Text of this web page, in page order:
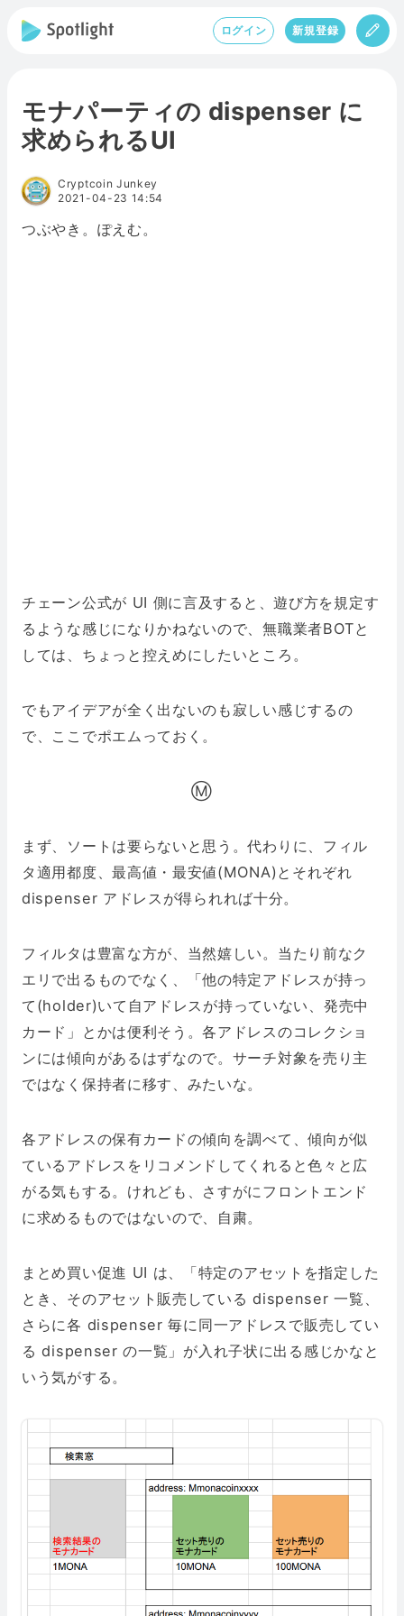
ログイン 新規登録
モナパーティの dispenser に
求められるUI
Cryptcoin Junkey
2021-04-23 14:54
つぶやき。ぽえむ。
チェーン公式が UI 側に言及すると、遊び方を規定す
るような感じになりかねないので、無職業者BOTと
しては、ちょっと控えめにしたいところ。
でもアイデアが全く出ないのも寂しい感じするの
で、ここでポエムっておく。
Ⓜ
まず、ソートは要らないと思う。代わりに、フィル
タ適用都度、最高値・最安値(MONA)とそれぞれ
dispenser アドレスが得られれば十分。
フィルタは豊富な方が、当然嬉しい。当たり前なク
エリで出るものでなく、「他の特定アドレスが持っ
て(holder)いて自アドレスが持っていない、発売中
カード」とかは便利そう。各アドレスのコレクショ
ンには傾向があるはずなので。サーチ対象を売り主
ではなく保持者に移す、みたいな。
各アドレスの保有カードの傾向を調べて、傾向が似
ているアドレスをリコメンドしてくれると色々と広
がる気もする。けれども、さすがにフロントエンド
に求めるものではないので、自粛。
まとめ買い促進 UI は、「特定のアセットを指定した
とき、そのアセット販売している dispenser 一覧、
さらに各 dispenser 毎に同一アドレスで販売してい
る dispenser の一覧」が入れ子状に出る感じかなと
いう気がする。